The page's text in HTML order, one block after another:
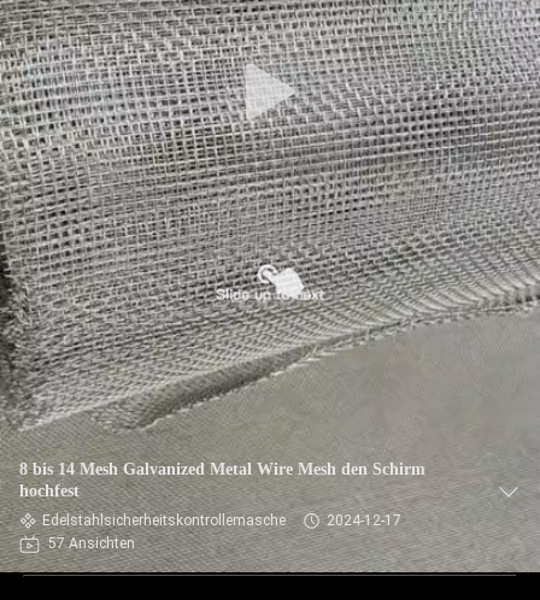
8 bis 14 Mesh Galvanized Metal Wire Mesh den Schirm
hochfest
Edelstahlsicherheitskontrollemasche
2024-12-17
57 Ansichten